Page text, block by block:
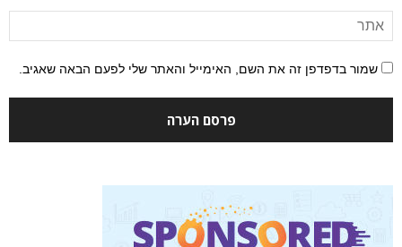
שמור בדפדפן זה את השם, האימייל והאתר שלי לפעם הבאה שאגיב.